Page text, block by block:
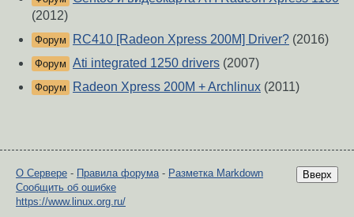
(2012)
Форум RC410 [Radeon Xpress 200M] Driver? (2016)
Форум Ati integrated 1250 drivers (2007)
Форум Radeon Xpress 200M + Archlinux (2011)
Вверх
О Сервере - Правила форума- Разметка Markdown
Сообщить об ошибке
https://www.linux.org.ru/